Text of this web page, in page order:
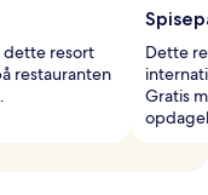
dette resort
restauranten
Dette
Gratis